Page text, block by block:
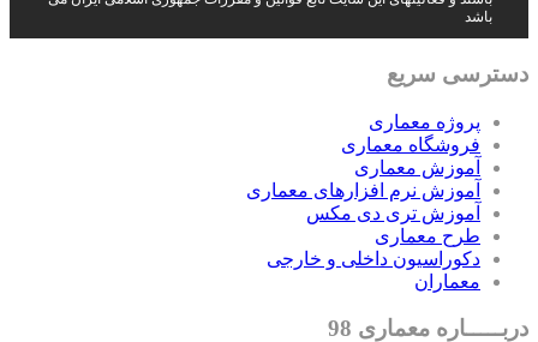
باشد
دسترسی سریع
پروژه معماری
فروشگاه معماری
آموزش معماری
آموزش نرم افزارهای معماری
آموزش تری دی مکس
طرح معماری
دکوراسیون داخلی و خارجی
معماران
دربـــــاره معماری 98